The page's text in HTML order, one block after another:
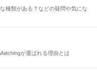
種類がある？などの疑問や気にな
が選ばれる理由とは